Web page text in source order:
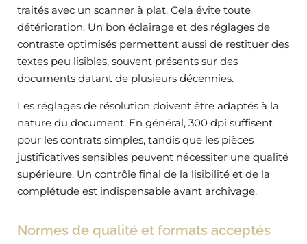
traités avec un scanner à plat. Cela évite toute
détérioration. Un bon éclairage et des réglages de
contraste optimisés permettent aussi de restituer des
textes peu lisibles, souvent présents sur des
documents datant de plusieurs décennies.
Les réglages de résolution doivent être adaptés à la
nature du document. En général, 300 dpi suffisent
pour les contrats simples, tandis que les pièces
justificatives sensibles peuvent nécessiter une qualité
supérieure. Un contrôle final de la lisibilité et de la
complétude est indispensable avant archivage.
Normes de qualité et formats acceptés